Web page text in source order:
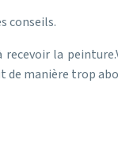
conseils.
la peinture.
manière trop